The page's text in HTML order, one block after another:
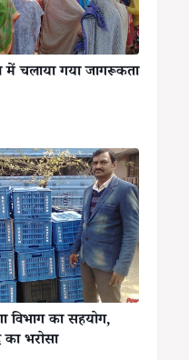
चलाया गया जागरूकता
विभाग का सहयोग,
भरोसा